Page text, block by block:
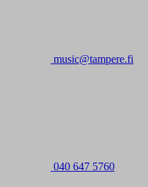
music@tampere.fi
040 647 5760